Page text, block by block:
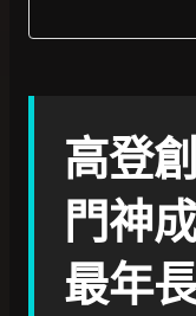
高登
門神
最年